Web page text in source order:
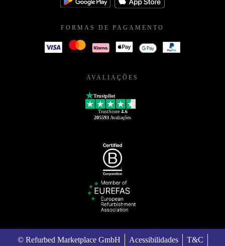
FORMAS DE PAGAMENTO
AVALIAÇÕES
Trustpilot
TrustScore 4.6
205593 Avaliações
© Refurbed Marketplace GmbH Acessibilidades T&C